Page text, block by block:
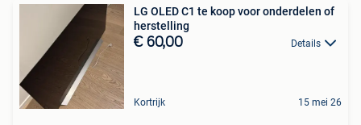
LG OLED C1 te koop voor onderdelen of
herstelling
€ 60,00 Details
Kortrijk 15 mei 26